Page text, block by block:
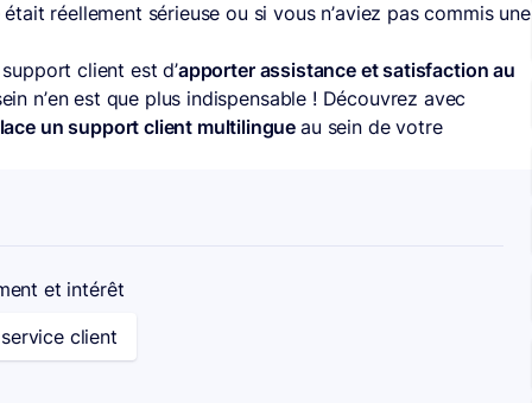
réellement sérieuse ou si vous n’aviez pas commis une
client est d’apporter assistance et satisfaction au
n’en est que plus indispensable ! Découvrez avec
un support client multilingueau sein de votre
et intérêt
client